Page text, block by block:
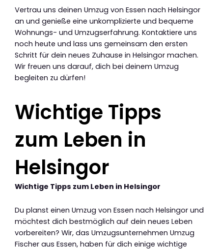
Vertrau uns deinen Umzug von Essen nach Helsingor
an und genieße eine unkomplizierte und bequeme
Wohnungs- und Umzugserfahrung. Kontaktiere uns
noch heute und lass uns gemeinsam den ersten
Schritt für dein neues Zuhause in Helsingor machen.
Wir freuen uns darauf, dich bei deinem Umzug
begleiten zu dürfen!
Wichtige Tipps
zum Leben in
Helsingor
Wichtige Tipps zum Leben in Helsingor
Du planst einen Umzug von Essen nach Helsingor und
möchtest dich bestmöglich auf dein neues Leben
vorbereiten? Wir, das Umzugsunternehmen Umzug
Fischer aus Essen, haben für dich einige wichtige